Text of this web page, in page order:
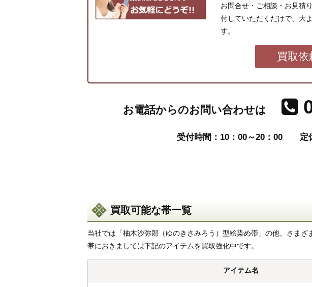
お問合せ・ご相談・お見積
付していただくだけで、大
す。
買取
お電話からのお問い合わせは
受付時間：10：00～20：00 定
買取可能な帯一覧
当社では「柚木沙弥郎（ゆのきさみろう）型絵染め帯」の他、さま
帯におきましては下記のアイテムを買取強化中です。
アイテム名